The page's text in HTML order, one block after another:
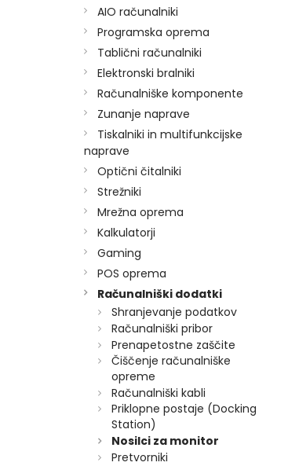
AIO računalniki
Programska oprema
Tablični računalniki
Elektronski bralniki
Računalniške komponente
Zunanje naprave
Tiskalniki in multifunkcijske
naprave
Optični čitalniki
Strežniki
Mrežna oprema
Kalkulatorji
Gaming
POS oprema
Računalniški dodatki
Shranjevanje podatkov
Računalniški pribor
Prenapetostne zaščite
Čiščenje računalniške
opreme
Računalniški kabli
Priklopne postaje (Docking
Station)
Nosilci za monitor
Pretvorniki